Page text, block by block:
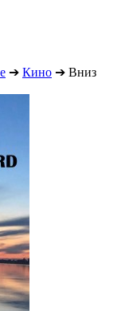
➔ Кино ➔ Вниз